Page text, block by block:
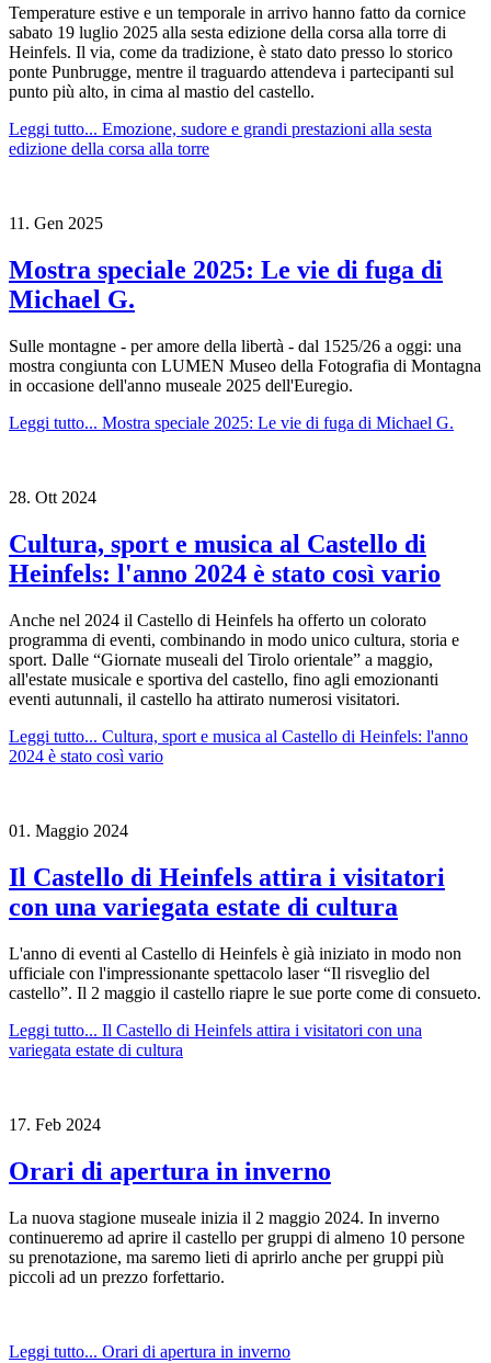
Temperature estive e un temporale in arrivo hanno fatto da cornice
sabato 19 luglio 2025 alla sesta edizione della corsa alla torre di
Heinfels. Il via, come da tradizione, è stato dato presso lo storico
ponte Punbrugge, mentre il traguardo attendeva i partecipanti sul
punto più alto, in cima al mastio del castello.
Leggi tutto... Emozione, sudore e grandi prestazioni alla sesta
edizione della corsa alla torre
11. Gen 2025
Mostra speciale 2025: Le vie di fuga di
Michael G.
Sulle montagne - per amore della libertà - dal 1525/26 a oggi: una
mostra congiunta con LUMEN Museo della Fotografia di Montagna
in occasione dell'anno museale 2025 dell'Euregio.
Leggi tutto... Mostra speciale 2025: Le vie di fuga di Michael G.
28. Ott 2024
Cultura, sport e musica al Castello di
Heinfels: l'anno 2024 è stato così vario
Anche nel 2024 il Castello di Heinfels ha offerto un colorato
programma di eventi, combinando in modo unico cultura, storia e
sport. Dalle “Giornate museali del Tirolo orientale” a maggio,
all'estate musicale e sportiva del castello, fino agli emozionanti
eventi autunnali, il castello ha attirato numerosi visitatori.
Leggi tutto... Cultura, sport e musica al Castello di Heinfels: l'anno
2024 è stato così vario
01. Maggio 2024
Il Castello di Heinfels attira i visitatori
con una variegata estate di cultura
L'anno di eventi al Castello di Heinfels è già iniziato in modo non
ufficiale con l'impressionante spettacolo laser “Il risveglio del
castello”. Il 2 maggio il castello riapre le sue porte come di consueto.
Leggi tutto... Il Castello di Heinfels attira i visitatori con una
variegata estate di cultura
17. Feb 2024
Orari di apertura in inverno
La nuova stagione museale inizia il 2 maggio 2024. In inverno
continueremo ad aprire il castello per gruppi di almeno 10 persone
su prenotazione, ma saremo lieti di aprirlo anche per gruppi più
piccoli ad un prezzo forfettario.
Leggi tutto... Orari di apertura in inverno